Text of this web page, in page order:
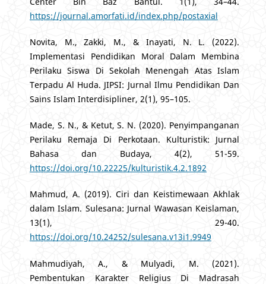
https://journal.amorfati.id/index.php/postaxial
Novita, M., Zakki, M., & Inayati, N. L. (2022).
Implementasi Pendidikan Moral Dalam Membina
Perilaku Siswa Di Sekolah Menengah Atas Islam
Terpadu Al Huda. JIPSI: Jurnal Ilmu Pendidikan Dan
Sains Islam Interdisipliner, 2(1), 95–105.
Made, S. N., & Ketut, S. N. (2020). Penyimpanganan
Perilaku Remaja Di Perkotaan. Kulturistik: Jurnal
Bahasa dan Budaya, 4(2), 51-59.
https://doi.org/10.22225/kulturistik.4.2.1892
Mahmud, A. (2019). Ciri dan Keistimewaan Akhlak
dalam Islam. Sulesana: Jurnal Wawasan Keislaman,
13(1), 29-40.
https://doi.org/10.24252/sulesana.v13i1.9949
Mahmudiyah, A., & Mulyadi, M. (2021).
Pembentukan Karakter Religius Di Madrasah